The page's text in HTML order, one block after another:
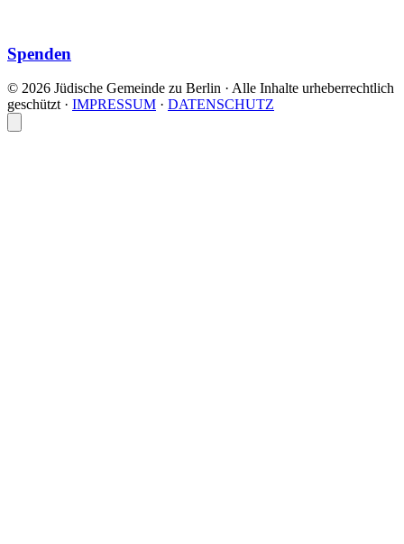
Spenden
© 2026 Jüdische Gemeinde zu Berlin · Alle Inhalte urheberrechtlich
geschützt · IMPRESSUM · DATENSCHUTZ